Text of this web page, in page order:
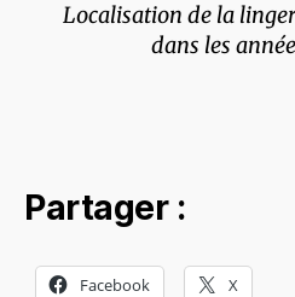
Localisation de la
dans les
Partager :
Facebook X